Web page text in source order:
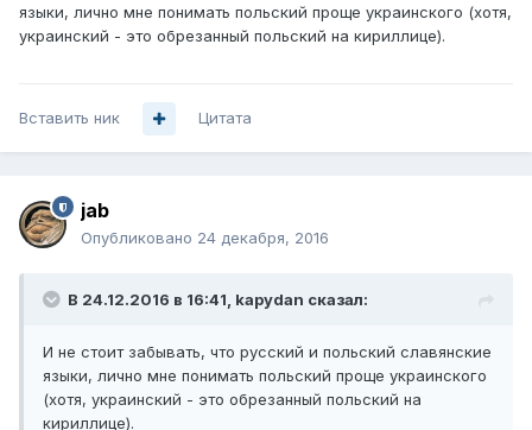
языки, лично мне понимать польский проще украинского (хотя,
украинский - это обрезанный польский на кириллице).
Вставить ник Цитата
jab
Опубликовано 24 декабря, 2016
В 24.12.2016 в 16:41, kapydan сказал:
И не стоит забывать, что русский и польский славянские
языки, лично мне понимать польский проще украинского
(хотя, украинский - это обрезанный польский на
кириллице).